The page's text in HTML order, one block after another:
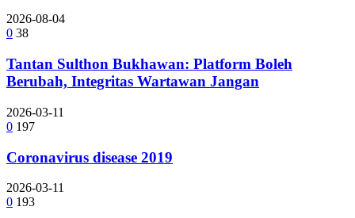
2026-08-04
0 38
Tantan Sulthon Bukhawan: Platform Boleh
Berubah, Integritas Wartawan Jangan
2026-03-11
0 197
Coronavirus disease 2019
2026-03-11
0 193